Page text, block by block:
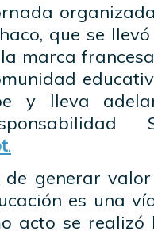
que se
marca
y lleva
.
de generar
es una
acto se